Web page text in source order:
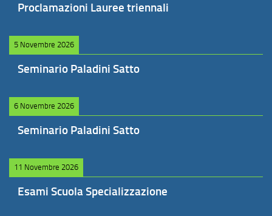
Proclamazioni Lauree triennali
5 Novembre 2026
Seminario Paladini Satto
6 Novembre 2026
Seminario Paladini Satto
11 Novembre 2026
Esami Scuola Specializzazione